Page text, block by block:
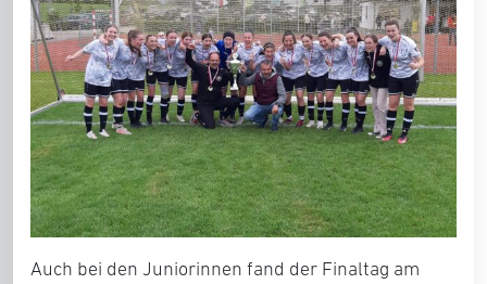
Auch bei den Juniorinnen fand der Finaltag am